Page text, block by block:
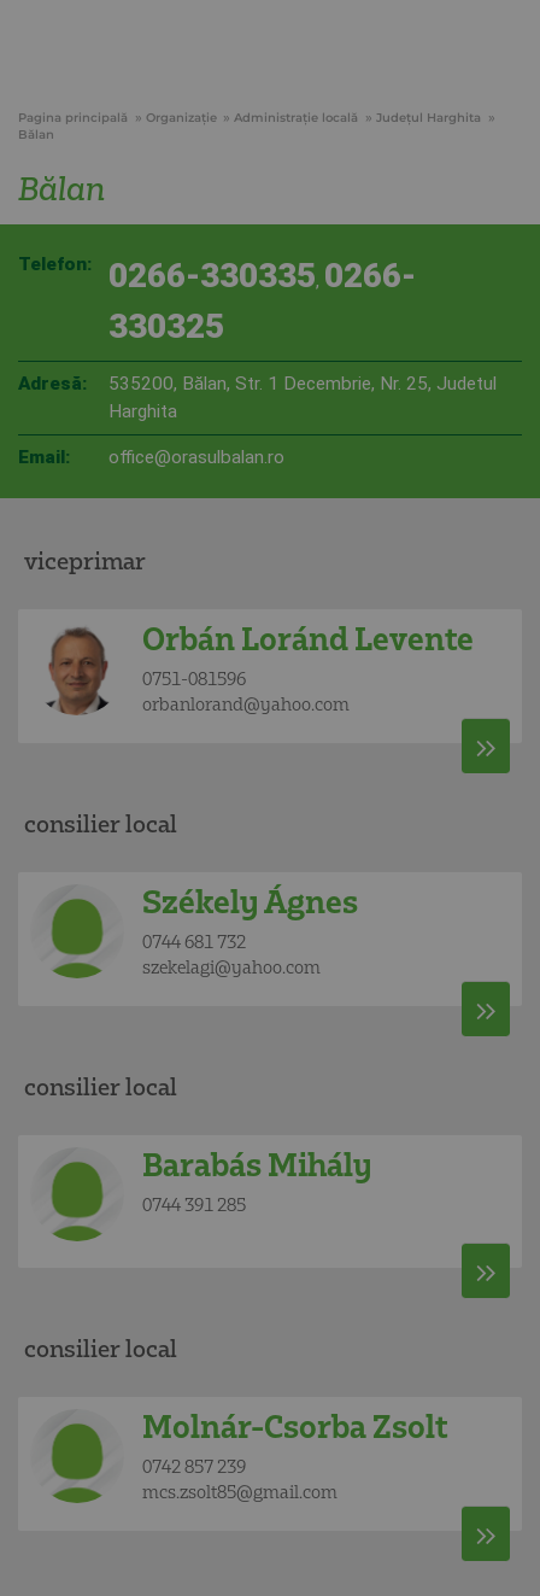
Pagina principală Organizație Administraţie locală
Județul Harghita
Bălan
Bălan
Telefon: 0266-330335, 0266-
330325
Adresă:
535200, Bălan, Str. 1 Decembrie, Nr. 25, Judetul
Harghita
Email: office@orasulbalan.ro
viceprimar
Orbán Loránd Levente
0751-081596
orbanlorand@yahoo.com
consilier local
Székely Ágnes
0744 681 732
szekelagi@yahoo.com
consilier local
Barabás Mihály
0744 391 285
consilier local
Molnár-Csorba Zsolt
0742 857 239
mcs.zsolt85@gmail.com